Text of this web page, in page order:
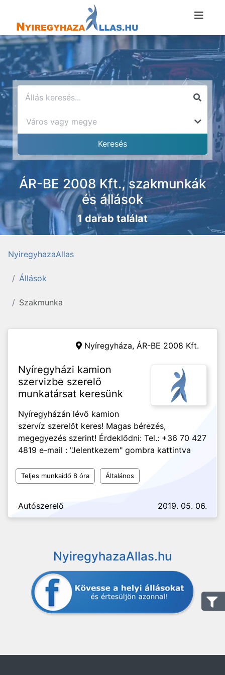
ÁR-BE 2008 Kft., szakmunkák
és állások
1 darab találat
NyiregyhazaAllas
Állások
Szakmunka
Nyíregyháza, ÁR-BE 2008 Kft.
Nyíregyházi kamion
szervizbe szerelő
munkatársat keresünk
Nyíregyházán lévő kamion
szervíz szerelőt keres! Magas bérezés,
megegyezés szerint! Érdeklődni: Tel.: +36 70 427
4819 e-mail : "Jelentkezem" gombra kattintva
Teljes munkaidő 8 óra Általános
Autószerelő 2019. 05. 06.
NyiregyhazaAllas.hu